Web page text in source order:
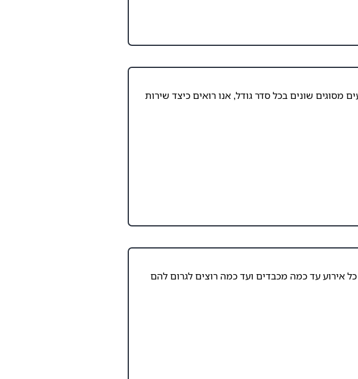
מסוגים שונים בכל סדר גודל, אנו רואים כיצד שירות
אירוע עד כמה מכבדים ועד כמה רוצים לגרום להם